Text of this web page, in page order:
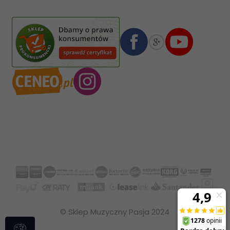
08 1140 2004 0000 3102 4903 0792
© Sklep Muzyczny Pasja 2024